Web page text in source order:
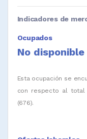
Indicadores de
Ocupados
No disponible
Esta ocupación se
con respecto al total
(676).